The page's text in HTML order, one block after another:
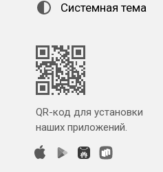
Системная тема
QR-код для установки
наших приложений.